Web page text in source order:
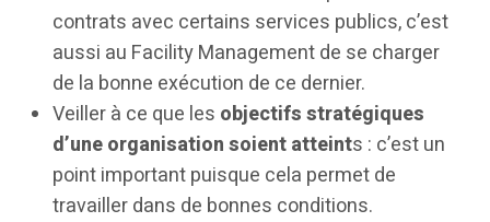
contrats avec certains services publics, c’est
aussi au Facility Management de se charger
de la bonne exécution de ce dernier.
Veiller à ce que les objectifs stratégiques
d’une organisation soient atteints : c’est un
point important puisque cela permet de
travailler dans de bonnes conditions.